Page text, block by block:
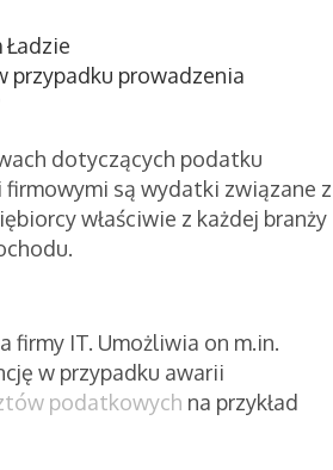
Ładzie
przypadku prowadzenia
dotyczących podatku
są wydatki związane z
właściwie z każdej branży
firmy IT. Umożliwia on m.in.
w przypadku awarii
podatkowych na przykład